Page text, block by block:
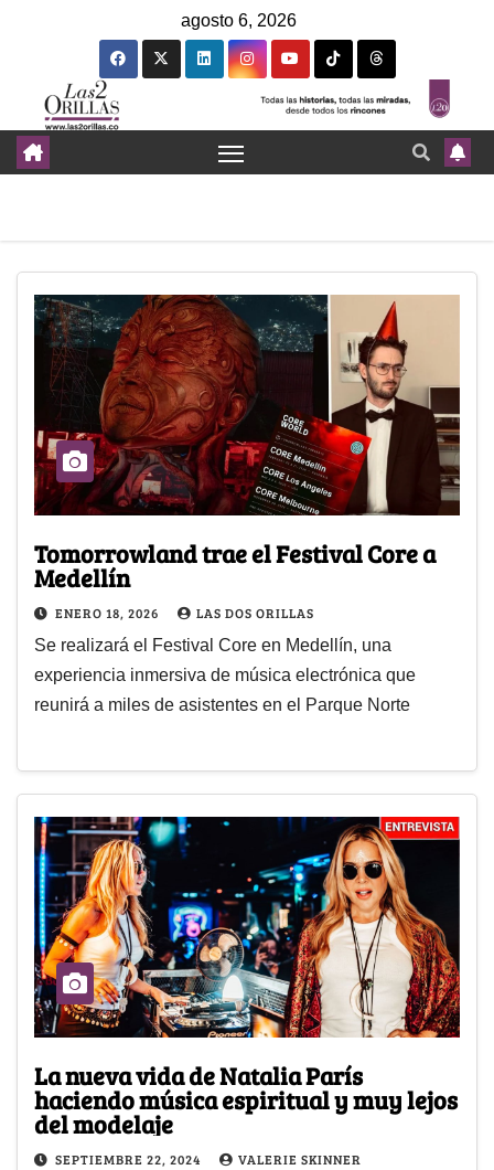
agosto 6, 2026
Tomorrowland trae el Festival Core a
Medellín
ENERO 18, 2026 LAS DOS ORILLAS
Se realizará el Festival Core en Medellín, una
experiencia inmersiva de música electrónica que
reunirá a miles de asistentes en el Parque Norte
La nueva vida de Natalia París
haciendo música espiritual y muy lejos
del modelaje
SEPTIEMBRE 22, 2024 VALERIE SKINNER